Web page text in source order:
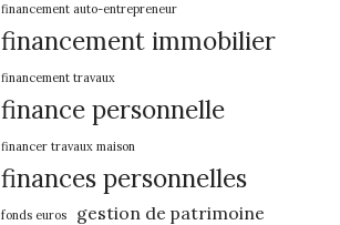
financement auto-entrepreneur
financement immobilier
financement travaux
finance personnelle
financer travaux maison
finances personnelles
fonds euros gestion de patrimoine